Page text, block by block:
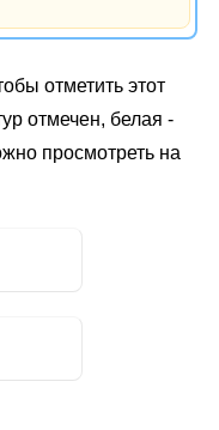
отметить этот
отмечен, белая -
просмотреть на